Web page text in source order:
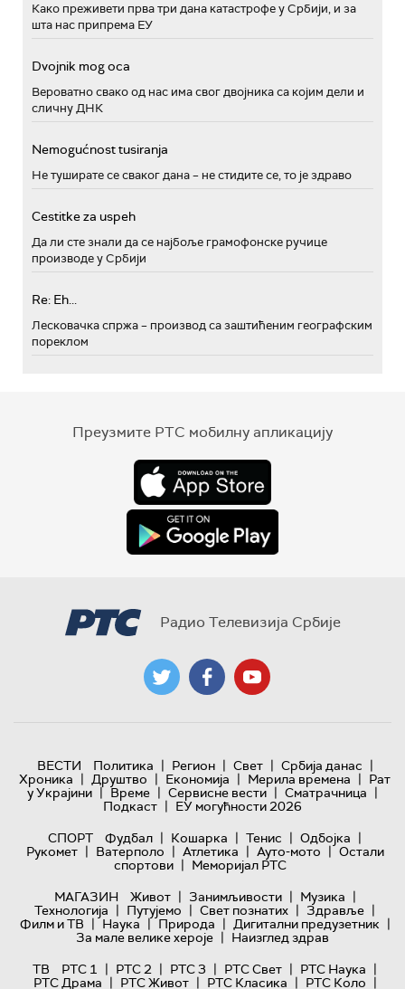
Како преживети прва три дана катастрофе у Србији, и за
шта нас припрема ЕУ
Dvojnik mog oca
Вероватно свако од нас има свог двојника са којим дели и
сличну ДНК
Nemogućnost tusiranja
Не туширате се сваког дана – не стидите се, то је здраво
Cestitke za uspeh
Да ли сте знали да се најбоље грамофонске ручице
производе у Србији
Re: Eh...
Лесковачка спржа – производ са заштићеним географским
пореклом
Преузмите РТС мобилну апликацију
Радио Телевизија Србије
ВЕСТИ Политика | Регион | Свет | Србија данас |
Хроника | Друштво | Економија | Мерила времена | Рат
у Украјини | Време | Сервисне вести | Сматрачница |
Подкаст | ЕУ могућности 2026
СПОРТ
Фудбал | Кошарка | Тенис | Одбојка |
Рукомет | Ватерполо | Атлетика | Ауто-мото | Остали
спортови | Меморијал РТС
МАГАЗИН
Живот | Занимљивости | Музика |
Технологијa | Путујемо | Свет познатих | Здравље |
Филм и ТВ | Наука | Природа | Дигитални предузетник |
За мале велике хероје | Наизглед здрав
ТВ
РТС 1 | РТС 2 | РТС 3 | РТС Свет | РТС Наука |
РТС Драма | РТС Живот | РТС Класика | РТС Коло |